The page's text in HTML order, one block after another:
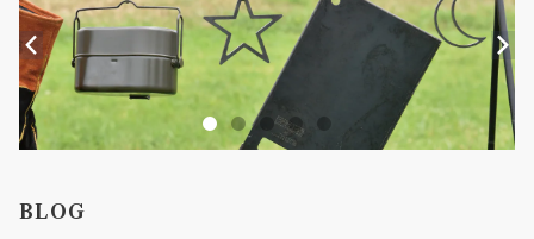
BLOG